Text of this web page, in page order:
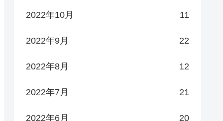
2022年10月 11
2022年9月 22
2022年8月 12
2022年7月 21
2022年6月 20